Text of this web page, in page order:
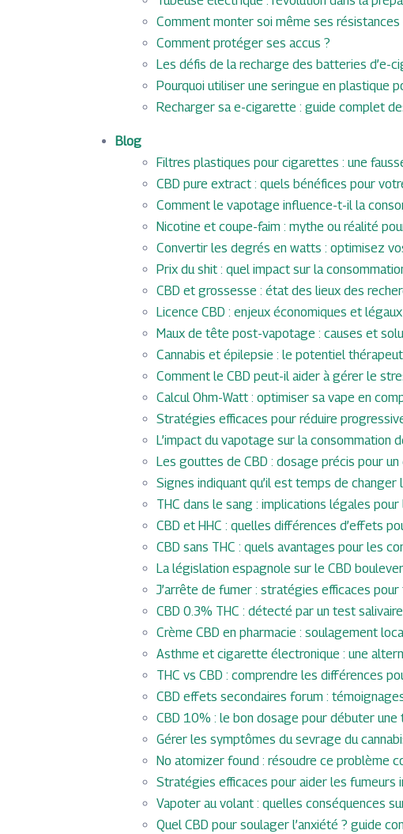
Comment monter soi même ses résistances
Comment protéger ses accus ?
Les défis de la recharge des batteries d’e-
Pourquoi utiliser une seringue en plastique
Recharger sa e-cigarette : guide complet
Blog
Filtres plastiques pour cigarettes : une
CBD pure extract : quels bénéfices pour
Comment le vapotage influence-t-il la
Nicotine et coupe-faim : mythe ou réalité
Convertir les degrés en watts : optimisez
Prix du shit : quel impact sur la
CBD et grossesse : état des lieux des
Licence CBD : enjeux économiques et
Maux de tête post-vapotage : causes et
Cannabis et épilepsie : le potentiel
Comment le CBD peut-il aider à gérer le
Calcul Ohm-Watt : optimiser sa vape en
Stratégies efficaces pour réduire
L’impact du vapotage sur la consommation
Les gouttes de CBD : dosage précis pour
Signes indiquant qu’il est temps de
THC dans le sang : implications légales
CBD et HHC : quelles différences d’effets
CBD sans THC : quels avantages pour les
La législation espagnole sur le CBD
J’arrête de fumer : stratégies efficaces pour
CBD 0.3% THC : détecté par un test
Crème CBD en pharmacie : soulagement
Asthme et cigarette électronique : une
THC vs CBD : comprendre les différences
CBD effets secondaires forum :
CBD 10% : le bon dosage pour débuter une
Gérer les symptômes du sevrage du
No atomizer found : résoudre ce problème
Stratégies efficaces pour aider les fumeurs
Vapoter au volant : quelles conséquences
Quel CBD pour soulager l’anxiété ? guide